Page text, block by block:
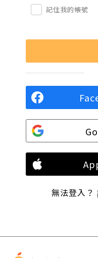
記住我的帳號
無法登入？